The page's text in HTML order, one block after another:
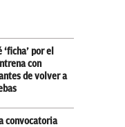
‘ficha’ por el
con
de volver a
convocatoria